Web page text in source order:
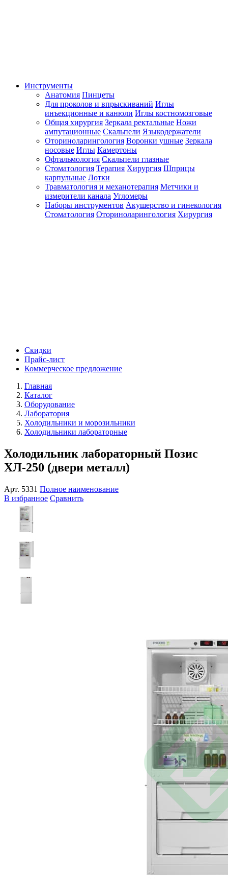
Инструменты
Анатомия Пинцеты
Для проколов и впрыскиваний Иглы
инъекционные и канюли Иглы костномозговые
Общая хирургия Зеркала ректальные Ножи
ампутационные Скальпели Языкодержатели
Оториноларингология Воронки ушные Зеркала
носовые Иглы Камертоны
Офтальмология Скальпели глазные
Стоматология Терапия Хирургия Шприцы
карпульные Лотки
Травматология и механотерапия Метчики и
измерители канала Угломеры
Наборы инструментов Акушерство и гинекология
Стоматология Оториноларингология Хирургия
Скидки
Прайс-лист
Коммерческое предложение
Главная
Каталог
Оборудование
Лаборатория
Холодильники и морозильники
Холодильники лабораторные
Холодильник лабораторный Позис
ХЛ-250 (двери металл)
Арт. 5331 Полное наименование
В избранное Сравнить